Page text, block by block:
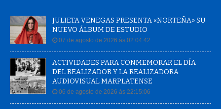
JULIETA VENEGAS PRESENTA «NORTEÑA» SU
NUEVO ÁLBUM DE ESTUDIO
07 de agosto de 2026 às 02:04:42
ACTIVIDADES PARA CONMEMORAR EL DÍA
DEL REALIZADOR Y LA REALIZADORA
AUDIOVISUAL MARPLATENSE
06 de agosto de 2026 às 22:15:06